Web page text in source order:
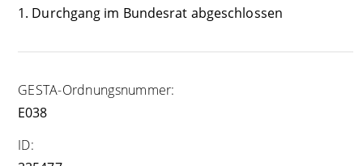
1. Durchgang im Bundesrat abgeschlossen
GESTA-Ordnungsnummer:
E038
ID: